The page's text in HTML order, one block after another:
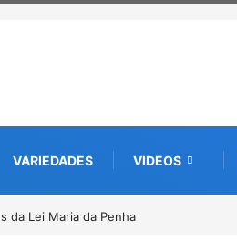
VARIEDADES VIDEOS
e semeia o futuro por meio da